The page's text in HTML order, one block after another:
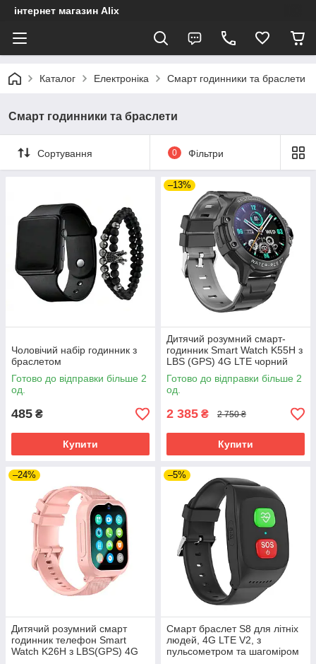
інтернет магазин Alix
Каталог Електроніка Смарт годинники та браслети
Смарт годинники та браслети
Сортування 0 Фільтри
Чоловічий набір годинник з
браслетом
Готово до відправки більше 2
од.
485 ₴
Купити
–13%
Дитячий розумний смарт-
годинник Smart Watch K55H з
LBS (GPS) 4G LTE чорний
Готово до відправки більше 2
од.
2 385 ₴ 2 750 ₴
Купити
–24%
Дитячий розумний смарт
годинник телефон Smart
Watch K26H з LBS(GPS) 4G
–5%
Смарт браслет S8 для літніх
людей, 4G LTE V2, з
пульсометром та шагоміром